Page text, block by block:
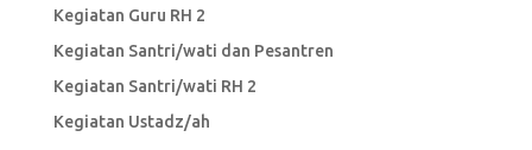
Kegiatan Guru RH 2
Kegiatan Santri/wati dan Pesantren
Kegiatan Santri/wati RH 2
Kegiatan Ustadz/ah